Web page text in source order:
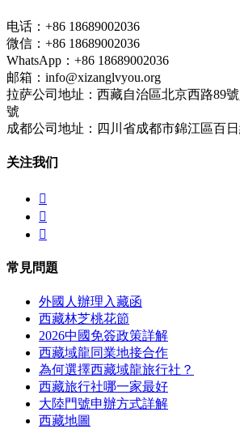
电话：+86 18689002036
微信：+86 18689002036
WhatsApp：+86 18689002036
邮箱：info@xizanglvyou.org
拉萨公司地址：西藏自治區北京西路89
號
成都公司地址：四川省成都市錦江區百
关注我们



常見問題
外國人辦理入藏函
西藏林芝桃花節
2026中國免簽政策詳解
西藏域龍同業地接合作
為何選擇西藏域龍旅行社？
西藏旅行社哪一家最好
大陸門號申辦方式詳解
西藏地圖